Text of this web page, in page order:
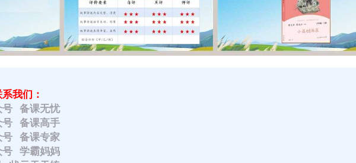
我们：
号 备课无忧
号 备课高手
号 备课专家
号 学霸妈妈